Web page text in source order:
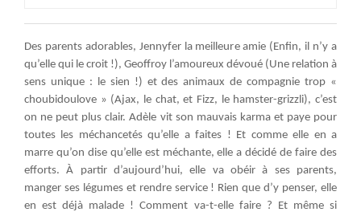
Des parents adorables, Jennyfer la meilleure amie (Enfin, il n’y a
qu’elle qui le croit !), Geoffroy l’amoureux dévoué (Une relation à
sens unique : le sien !) et des animaux de compagnie trop «
choubidoulove » (Ajax, le chat, et Fizz, le hamster-grizzli), c’est
on ne peut plus clair. Adèle vit son mauvais karma et paye pour
toutes les méchancetés qu’elle a faites ! Et comme elle en a
marre qu’on dise qu’elle est méchante, elle a décidé de faire des
efforts. À partir d’aujourd’hui, elle va obéir à ses parents,
manger ses légumes et rendre service ! Rien que d’y penser, elle
en est déjà malade ! Comment va-t-elle faire ? Et même si